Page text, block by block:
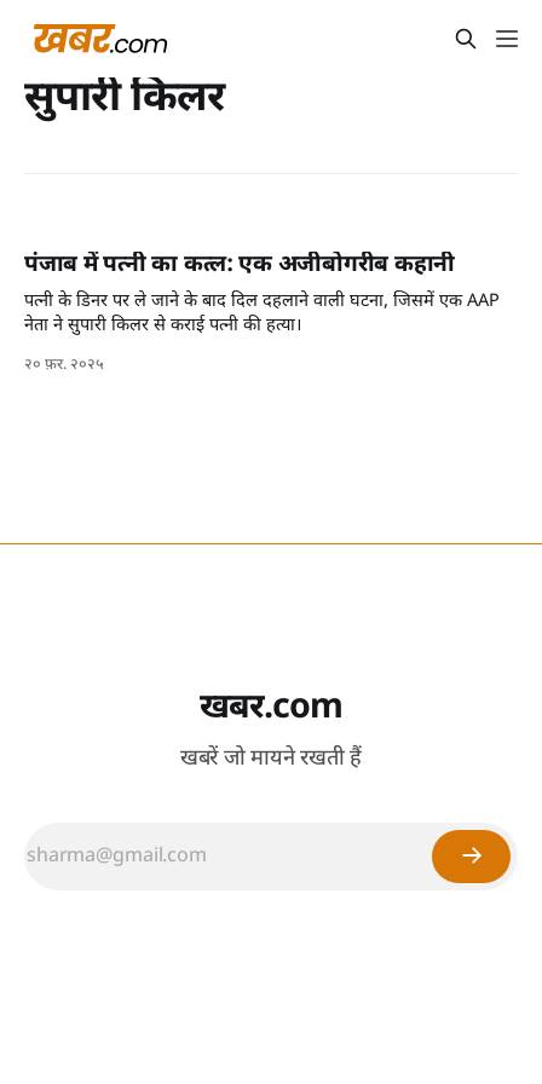
सुपारी किलर
पंजाब में पत्नी का कत्ल: एक अजीबोगरीब कहानी
पत्नी के डिनर पर ले जाने के बाद दिल दहलाने वाली घटना, जिसमें एक AAP
नेता ने सुपारी किलर से कराई पत्नी की हत्या।
२० फ़र. २०२५
खबर.com
खबरें जो मायने रखती हैं